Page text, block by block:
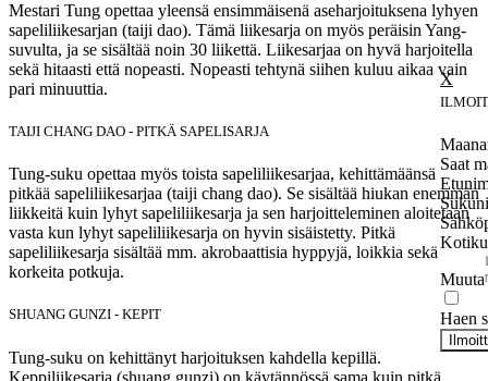
Mestari Tung opettaa yleensä ensimmäisenä aseharjoituksena lyhyen
sapeliliikesarjan (taiji dao). Tämä liikesarja on myös peräisin Yang-
suvulta, ja se sisältää noin 30 liikettä. Liikesarjaa on hyvä harjoitella
sekä hitaasti että nopeasti. Nopeasti tehtynä siihen kuluu aikaa vain
pari minuuttia.
TAIJI CHANG DAO - PITKÄ SAPELISARJA
Tung-suku opettaa myös toista sapeliliikesarjaa, kehittämäänsä
pitkää sapeliliikesarjaa (taiji chang dao). Se sisältää hiukan enemmän
liikkeitä kuin lyhyt sapeliliikesarja ja sen harjoitteleminen aloitetaan
vasta kun lyhyt sapeliliikesarja on hyvin sisäistetty. Pitkä
sapeliliikesarja sisältää mm. akrobaattisia hyppyjä, loikkia sekä
korkeita potkuja.
SHUANG GUNZI - KEPIT
Tung-suku on kehittänyt harjoituksen kahdella kepillä.
Keppiliikesarja (shuang gunzi) on käytännössä sama kuin pitkä
Saat
Muuta
Haen